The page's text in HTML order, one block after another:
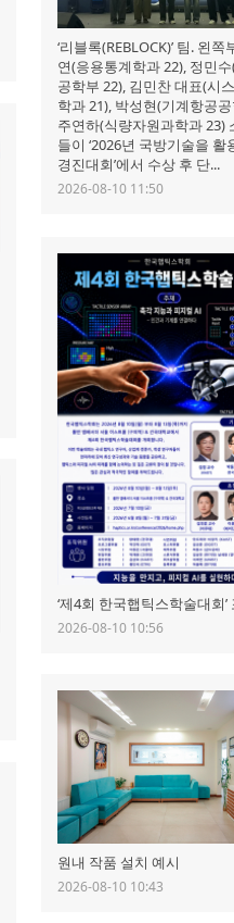
‘리블록(REBLOCK)’ 팀. 왼
연(응용통계학과 22), 정민
공학부 22), 김민찬 대표(시
학과 21), 박성현(기계항공
주연하(식량자원과학과 23)
들이 ‘2026년 국방기술을 활
경진대회’에서 수상 후 단...
2026-08-10 11:50
‘제4회 한국햅틱스학술대회’
2026-08-10 10:56
원내 작품 설치 예시
2026-08-10 10:43